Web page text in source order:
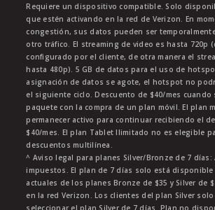
Requiere un dispositivo compatible. Solo
que estén activando en la red de Verizon. En
congestión, sus datos pueden ser
otro tráfico. El streaming de video es hasta 720p
configurado por el cliente, de otra manera el
hasta 480p). 5 GB de datos para el uso de
asignación de datos se agote, el hotspot no
el siguiente ciclo. Descuento de $40/mes cuando
paquete con la compra de un plan móvil. El plan
permanecer activo para continuar recibiendo el
$40/mes. El plan Tablet Ilimitado no es elegible
descuentos multilínea.
^ Aviso legal para planes Silver/Bronze de 7 días:
impuestos. El plan de 7 días solo está disponible
actuales de los planes Bronze de $35 y Silver de
en la red Verizon. Los clientes del plan Silver
seleccionar el plan Silver de 7 días. Plan no